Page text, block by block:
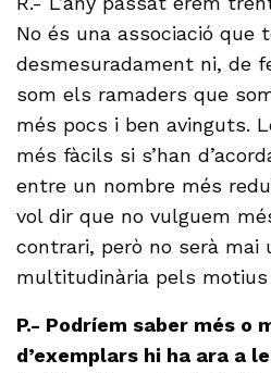
No és una associació que
desmesuradament ni, de
som els ramaders que
més pocs i ben avinguts.
més fàcils si s’han
entre un nombre més
vol dir que no vulguem
contrari, però no serà mai
multitudinària pels motius
P.- Podríem saber més o
d’exemplars hi ha ara a